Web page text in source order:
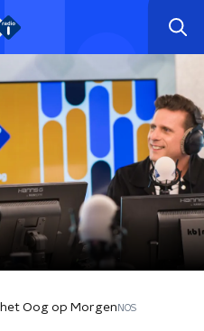
het Oog op Morgen NOS